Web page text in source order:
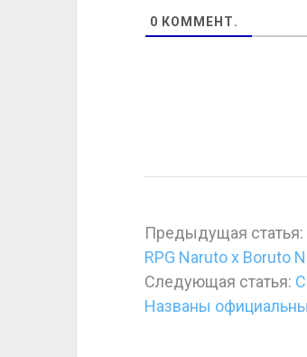
0 КОММЕНТ.
Предыдущая статья:
RPG Naruto x Boruto
Следующая статья:
Названы